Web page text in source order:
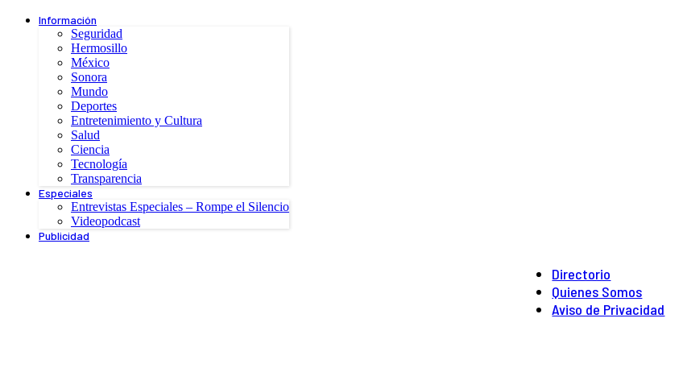
Información
Seguridad
Hermosillo
México
Sonora
Mundo
Deportes
Entretenimiento y Cultura
Salud
Ciencia
Tecnología
Transparencia
Especiales
Entrevistas Especiales – Rompe el Silencio
Videopodcast
Publicidad
Directorio
Quienes Somos
Aviso de Privacidad